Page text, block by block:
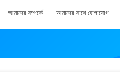
আমাদের সম্পর্কে আমাদের সাথে যোগাযোগ